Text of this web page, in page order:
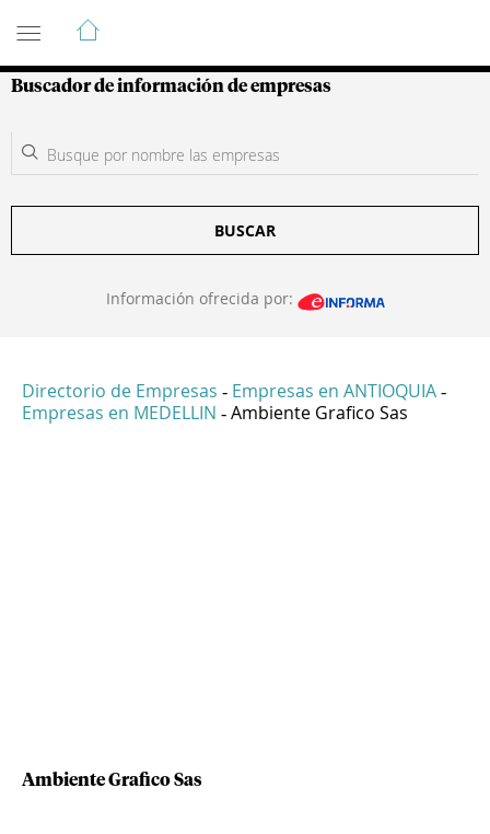
Guía de Empresas Colombianas
Buscador de información de empresas
BUSCAR
Información ofrecida por:
Directorio de Empresas - Empresas en ANTIOQUIA -
Empresas en MEDELLIN - Ambiente Grafico Sas
Ambiente Grafico Sas